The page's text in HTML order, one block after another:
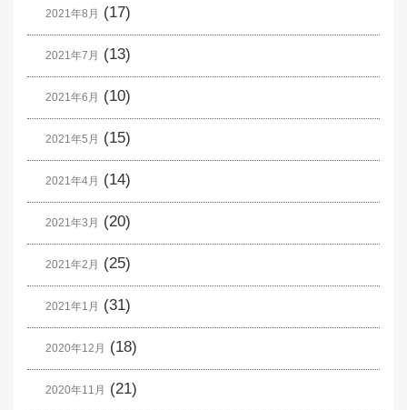
2021年8月 (17)
2021年7月 (13)
2021年6月 (10)
2021年5月 (15)
2021年4月 (14)
2021年3月 (20)
2021年2月 (25)
2021年1月 (31)
2020年12月 (18)
2020年11月 (21)